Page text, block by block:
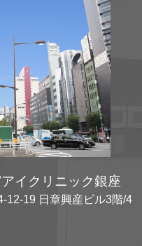
イクリニック銀座
19 日章興産ビル3階/4